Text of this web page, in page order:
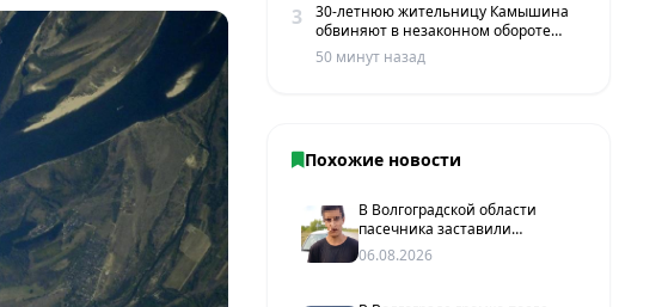
3
30-летнюю жительницу Камышина
обвиняют в незаконном обороте
наркотиков
50 минут назад
Похожие новости
В Волгоградской области
пасечника заставили
извиниться перед жителями
хутора
06.08.2026